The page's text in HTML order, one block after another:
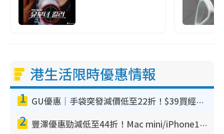
港生活限時優惠情報
1 GU優惠｜手袋突發減價低至22折！$39買經典波士頓包/餃子袋！飾物同步減價$29起！
2 豐澤優惠勁減低至44折！Mac mini/iPhone17Pro大減價！廚房家電$220起